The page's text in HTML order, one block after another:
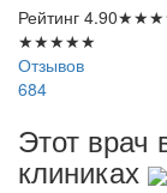
Рейтинг 4.90★★★
★★★★★
Отзывов
684
Этот врач
клиниках